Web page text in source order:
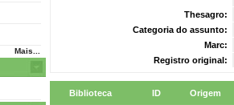
Mais...
Thesagro:
Categoria do assunto:
Marc:
Registro original:
Biblioteca ID Origem